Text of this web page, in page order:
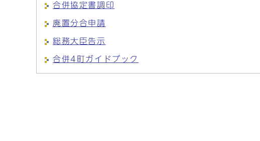
合併協定書調印
廃置分合申請
総務大臣告示
合併4町ガイドブック